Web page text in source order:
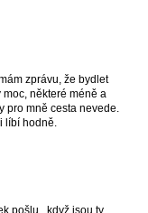
zprávu, že bydlet
některé méně a
pro mně cesta nevede.
líbí hodně.
pošlu...když jsou ty